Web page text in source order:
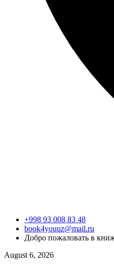
+998 93 008 83 48
book4youuz@mail.ru
Добро пожаловать в
August 6, 2026